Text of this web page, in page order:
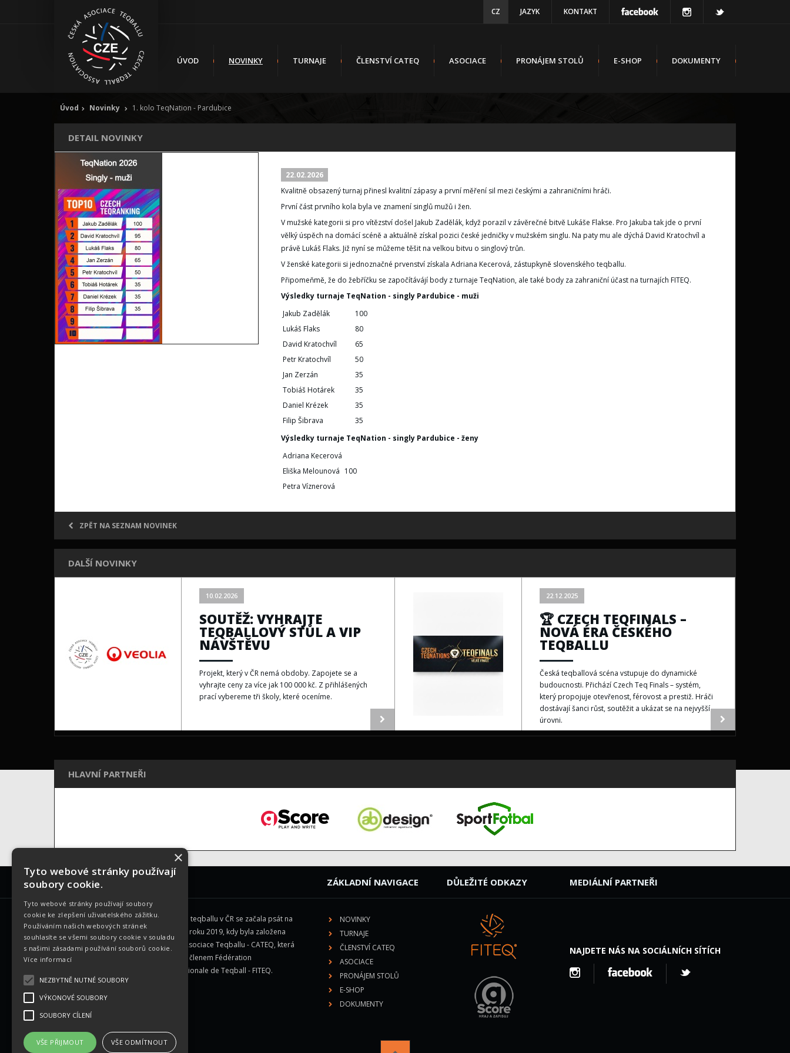
KONTAKT
JAZYK
CZ
ÚVOD NOVINKY TURNAJE ČLENSTVÍ CATEQ ASOCIACE PRONÁJEM STOLŮ E-SHOP DOKUMENTY
Úvod Novinky 1. kolo TeqNation - Pardubice
DETAIL NOVINKY
22.02.2026
Kvalitně obsazený turnaj přinesl kvalitní zápasy a první měření sil mezi českými a zahraničními hráči.
První část prvního kola byla ve znamení singlů mužů i žen.
V mužské kategorii si pro vítězství došel Jakub Zadělák, když porazil v závěrečné bitvě Lukáše Flakse. Pro Jakuba tak jde o první
vělký úspěch na domácí scéně a aktuálně získal pozici české jedničky v mužském singlu. Na paty mu ale dýchá David Kratochvíl a
právě Lukáš Flaks. Již nyní se můžeme těšit na velkou bitvu o singlový trůn.
V ženské kategorii si jednoznačné prvenství získala Adriana Kecerová, zástupkyně slovenského teqballu.
Připomeňmě, že do žebříčku se započítávájí body z turnaje TeqNation, ale také body za zahraniční účast na turnajích FITEQ.
Výsledky turnaje TeqNation - singly Pardubice - muži
Jakub Zadělák
100
Lukáš Flaks
80
David Kratochvíl
65
Petr Kratochvíl
50
Jan Zerzán
35
Tobiáš Hotárek
35
Daniel Krézek
35
Filip Šibrava
35
Výsledky turnaje TeqNation - singly Pardubice - ženy
Adriana Kecerová
Eliška Melounová 100
Petra Víznerová
ZPĚT NA SEZNAM NOVINEK
DALŠÍ NOVINKY
10.02.2026
SOUTĚŽ: VYHRAJTE
TEQBALLOVÝ STŮL A VIP
NÁVŠTĚVU
Projekt, který v ČR nemá obdoby. Zapojete se a
vyhrajte ceny za více jak 100 000 kč. Z přihlášených
prací vybereme tři školy, které oceníme.
22.12.2025
🏆 CZECH TEQFINALS –
NOVÁ ÉRA ČESKÉHO
TEQBALLU
Česká teqballová scéna vstupuje do dynamické
budoucnosti. Přichází Czech Teq Finals – systém,
který propojuje otevřenost, férovost a prestiž. Hráči
dostávají šanci růst, soutěžit a ukázat se na nejvyšší
úrovni.
HLAVNÍ PARTNEŘI
ZÁKLADNÍ INFORMACE
Historie teqballu v ČR se začala psát na
začátku roku 2019, kdy byla založena
Česká Asociace Teqballu - CATEQ, která
se stala členem Fédération
Internationale de Teqball - FITEQ.
ZÁKLADNÍ NAVIGACE
NOVINKY
TURNAJE
ČLENSTVÍ CATEQ
ASOCIACE
PRONÁJEM STOLŮ
E-SHOP
DOKUMENTY
DŮLEŽITÉ ODKAZY MEDIÁLNÍ PARTNEŘI
NAJDETE NÁS NA SOCIÁLNÍCH SÍTÍCH
×
Tyto webové stránky používají
soubory cookie.
Tyto webové stránky používají soubory
cookie ke zlepšení uživatelského zážitku.
Používáním našich webových stránek
souhlasíte se všemi soubory cookie v souladu
s našimi zásadami používání souborů cookie.
Více informací
NEZBYTNĚ NUTNÉ SOUBORY
VÝKONOVÉ SOUBORY
SOUBORY CÍLENÍ
VŠE PŘIJMOUT VŠE ODMÍTNOUT